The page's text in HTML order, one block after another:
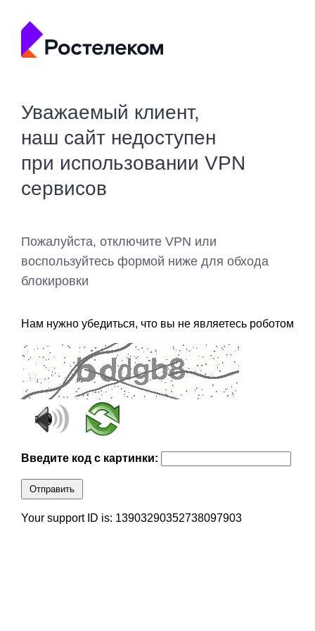
Уважаемый клиент,
наш сайт недоступен
при использовании VPN
сервисов
Пожалуйста, отключите VPN или
воспользуйтесь формой ниже для обхода
блокировки
Нам нужно убедиться, что вы не являетесь роботом
Введите код с картинки:
Отправить
Your support ID is: 13903290352738097903